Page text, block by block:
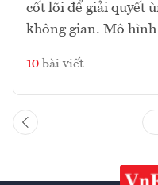
cốt lõi để giải quyết
không gian. Mô hình
10 bài viết